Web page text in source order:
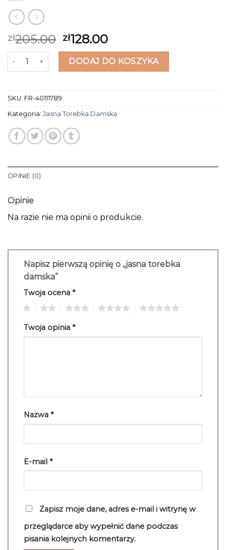
zł205.00 zł128.00
ilość jasna torebka damskaDODAJ DO KOSZYKA
SKU: FR-40111789
Kategoria: Jasna Torebka Damska
OPINIE (0)
Opinie
Na razie nie ma opinii o produkcie.
Napisz pierwszą opinię o „jasna torebka
damska”
Twoja ocena *
Twoja opinia *
Nazwa *
E-mail *
Zapisz moje dane, adres e-mail i witrynę w
przeglądarce aby wypełnić dane podczas
pisania kolejnych komentarzy.